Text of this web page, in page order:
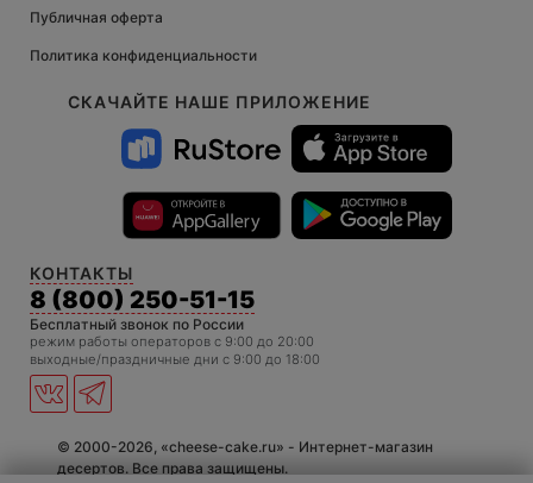
СКАЧАЙТЕ НАШЕ ПРИЛОЖЕНИЕ
КОНТАКТЫ
8 (800) 250-51-15
Бесплатный звонок по России
режим работы операторов c 9:00 до 20:00
выходные/праздничные дни с 9:00 до 18:00
Публичная оферта
Политика конфиденциальности
© 2000-2026, «cheese-cake.ru» - Интернет-магазин
десертов. Все права защищены.